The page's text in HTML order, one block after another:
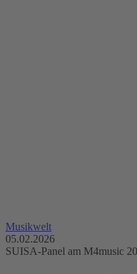
Musikwelt
05.02.2026
SUISA-Panel am M4music